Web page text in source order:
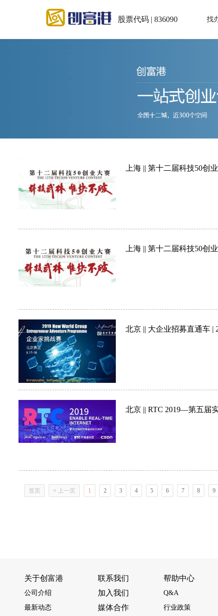
股票代码 | 836090 找
上海 || 第十二届科技50创
上海 || 第十二届科技50创
北京 || 大企业招募直通车 |
北京 || RTC 2019—第五届
首页 < 上一页 1 2 3 4 5 6 7 8 9
关于创富港
公司介绍
最新动态
联系我们
加入我们
媒体合作
帮助中心
Q&A
行业政策